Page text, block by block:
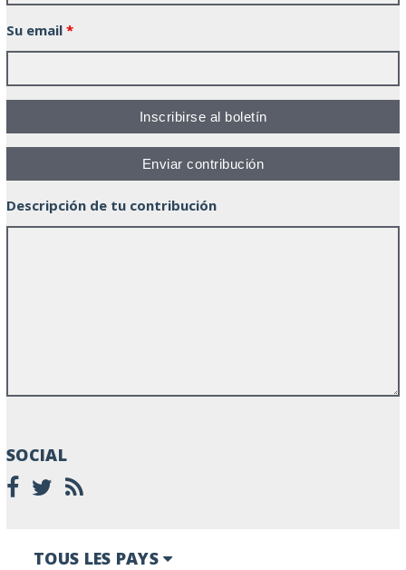
Su email *
Descripción de tu contribución
SOCIAL
TOUS LES PAYS